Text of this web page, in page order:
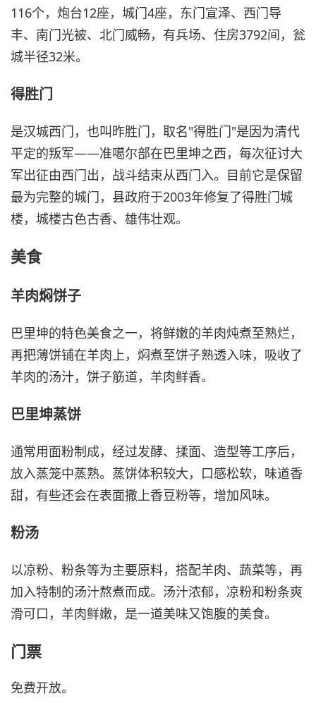
116个，炮台12座，城门4座，东门宣泽、西门导
丰、南门光被、北门威畅，有兵场、住房3792间，瓮
城半径32米。
得胜门
是汉城西门，也叫昨胜门，取名"得胜门"是因为清代
平定的叛军——准噶尔部在巴里坤之西，每次征讨大
军出征由西门出，战斗结束从西门入。目前它是保留
最为完整的城门，县政府于2003年修复了得胜门城
楼，城楼古色古香、雄伟壮观。
美食
羊肉焖饼子
巴里坤的特色美食之一，将鲜嫩的羊肉炖煮至熟烂，
再把薄饼铺在羊肉上，焖煮至饼子熟透入味，吸收了
羊肉的汤汁，饼子筋道，羊肉鲜香。
巴里坤蒸饼
通常用面粉制成，经过发酵、揉面、造型等工序后，
放入蒸笼中蒸熟。蒸饼体积较大，口感松软，味道香
甜，有些还会在表面撒上香豆粉等，增加风味。
粉汤
以凉粉、粉条等为主要原料，搭配羊肉、蔬菜等，再
加入特制的汤汁熬煮而成。汤汁浓郁，凉粉和粉条爽
滑可口，羊肉鲜嫩，是一道美味又饱腹的美食。
门票
免费开放。